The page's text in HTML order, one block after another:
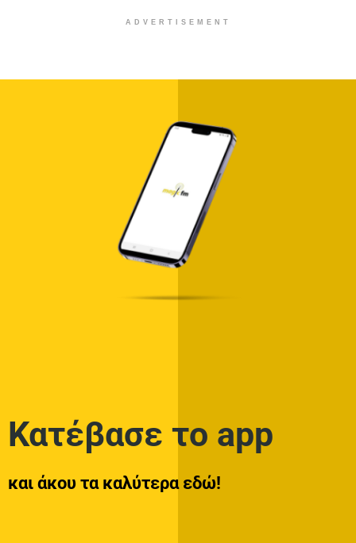
ADVERTISEMENT
Κατέβασε το app
και άκου τα καλύτερα εδώ!